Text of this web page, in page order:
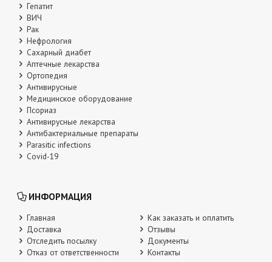
Гепатит
ВИЧ
Рак
Нефрология
Сахарный диабет
Аптечные лекарства
Ортопедия
Антивирусные
Медицинское оборудование
Псориаз
Антивирусные лекарства
Антибактериальные препараты
Parasitic infections
Covid-19
ИНФОРМАЦИЯ
Главная
Как заказать и оплатить
Доставка
Отзывы
Отследить посылку
Документы
Отказ от ответственности
Контакты